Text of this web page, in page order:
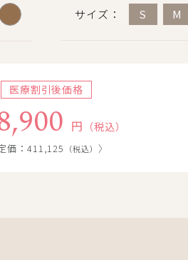
サイズ： S M
医療割引後価格
円 （税込）
価：411,125 （税込） 〉